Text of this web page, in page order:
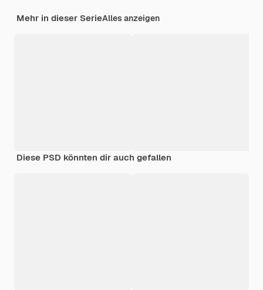
Mehr in dieser SerieAlles anzeigen
Diese PSD könnten dir auch gefallen